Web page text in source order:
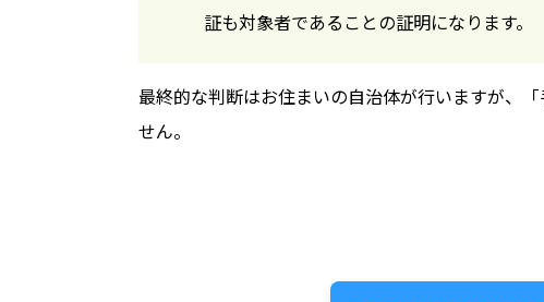
証も対象者であることの証明になります。
最終的な判断はお住まいの自治体が行いますが、
せん。